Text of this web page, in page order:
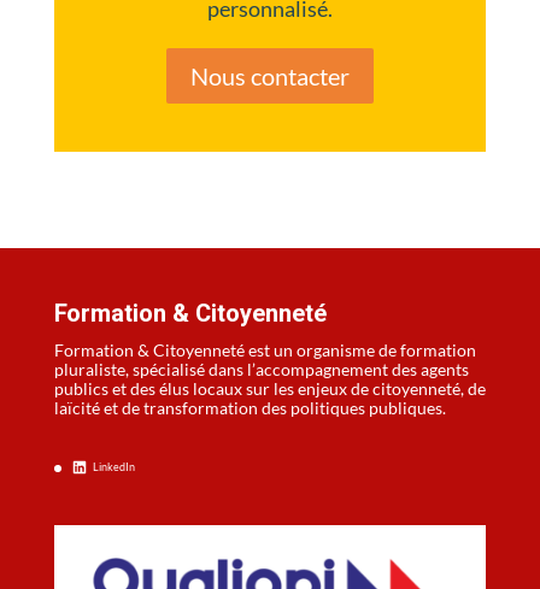
personnalisé.
Nous contacter
Formation & Citoyenneté
Formation & Citoyenneté est un organisme de formation
pluraliste, spécialisé dans l’accompagnement des agents
publics et des élus locaux sur les enjeux de citoyenneté, de
laïcité et de transformation des politiques publiques.
LinkedIn